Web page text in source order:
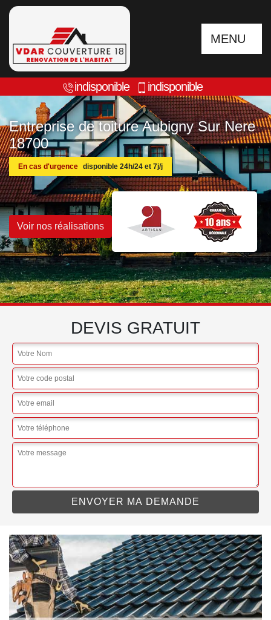
MENU
indisponible indisponible
Entreprise de toiture Aubigny Sur Nere
18700
En cas d'urgence disponible 24h/24 et 7j/j
Voir nos réalisations
DEVIS GRATUIT